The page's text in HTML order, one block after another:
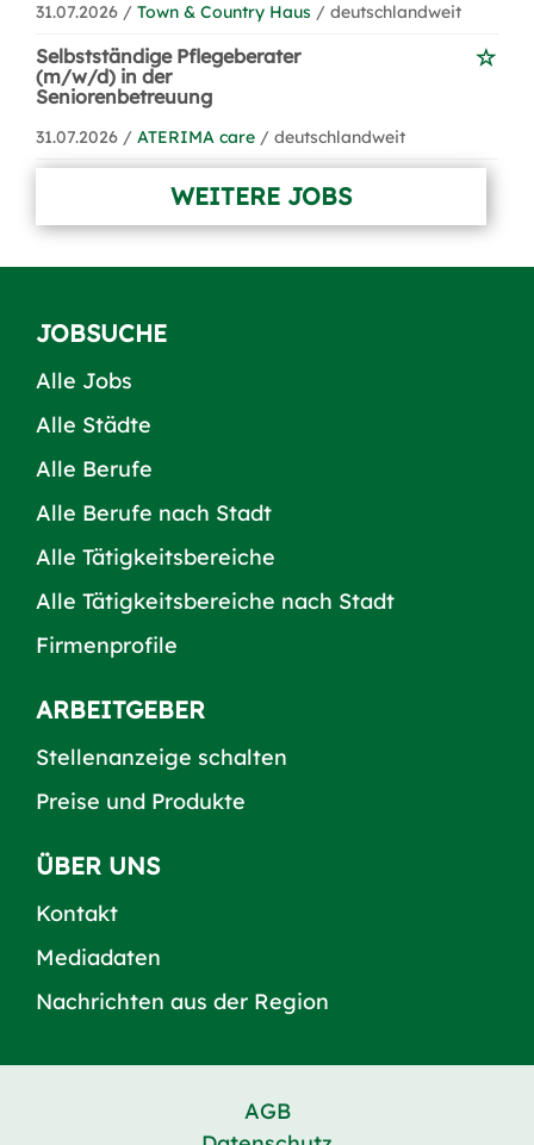
31.07.2026 / Town & Country Haus / deutschlandweit
Selbstständige Pflegeberater
(m/w/d) in der
Seniorenbetreuung
31.07.2026 / ATERIMA care / deutschlandweit
WEITERE JOBS
JOBSUCHE
Alle Jobs
Alle Städte
Alle Berufe
Alle Berufe nach Stadt
Alle Tätigkeitsbereiche
Alle Tätigkeitsbereiche nach Stadt
Firmenprofile
ARBEITGEBER
Stellenanzeige schalten
Preise und Produkte
ÜBER UNS
Kontakt
Mediadaten
Nachrichten aus der Region
AGB